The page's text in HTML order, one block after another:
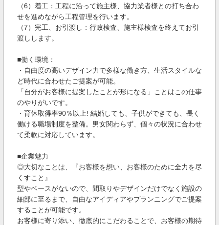
（6）着工：工程に沿って施主様、協力業者様との打ち合わ
せを進めながら工程管理を行います。
（7）完工、お引渡し：行政検査、施主様検査を終えてお引
渡しします。
■働く環境：
・自由度の高いデザイン力で多様な働き方、生活スタイルな
ど時代に合わせたご提案が可能。
「自分がお客様に提案したことが形になる」ことはこの仕事
のやりがいです。
・育休取得率90％以上! 結婚しても、子供ができても、長く
働ける職場制度を整備。男女関わらず、個々の状況に合わせ
て柔軟に対応しています。
■企業魅力
◎大切なことは、『お客様を想い、お客様のために全力を尽
くすこと』
型やベースがないので、間取りやデザインだけでなく施設の
細部に至るまで、自由なアイディアやプランニングでご提案
することが可能です。
お客様に寄り添い、徹底的にこだわることで、お客様の期待